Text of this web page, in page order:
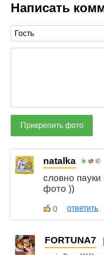
Написать
Прикрепить фото
natalka
словно
фото ))
0 ответить
FORTUNA7